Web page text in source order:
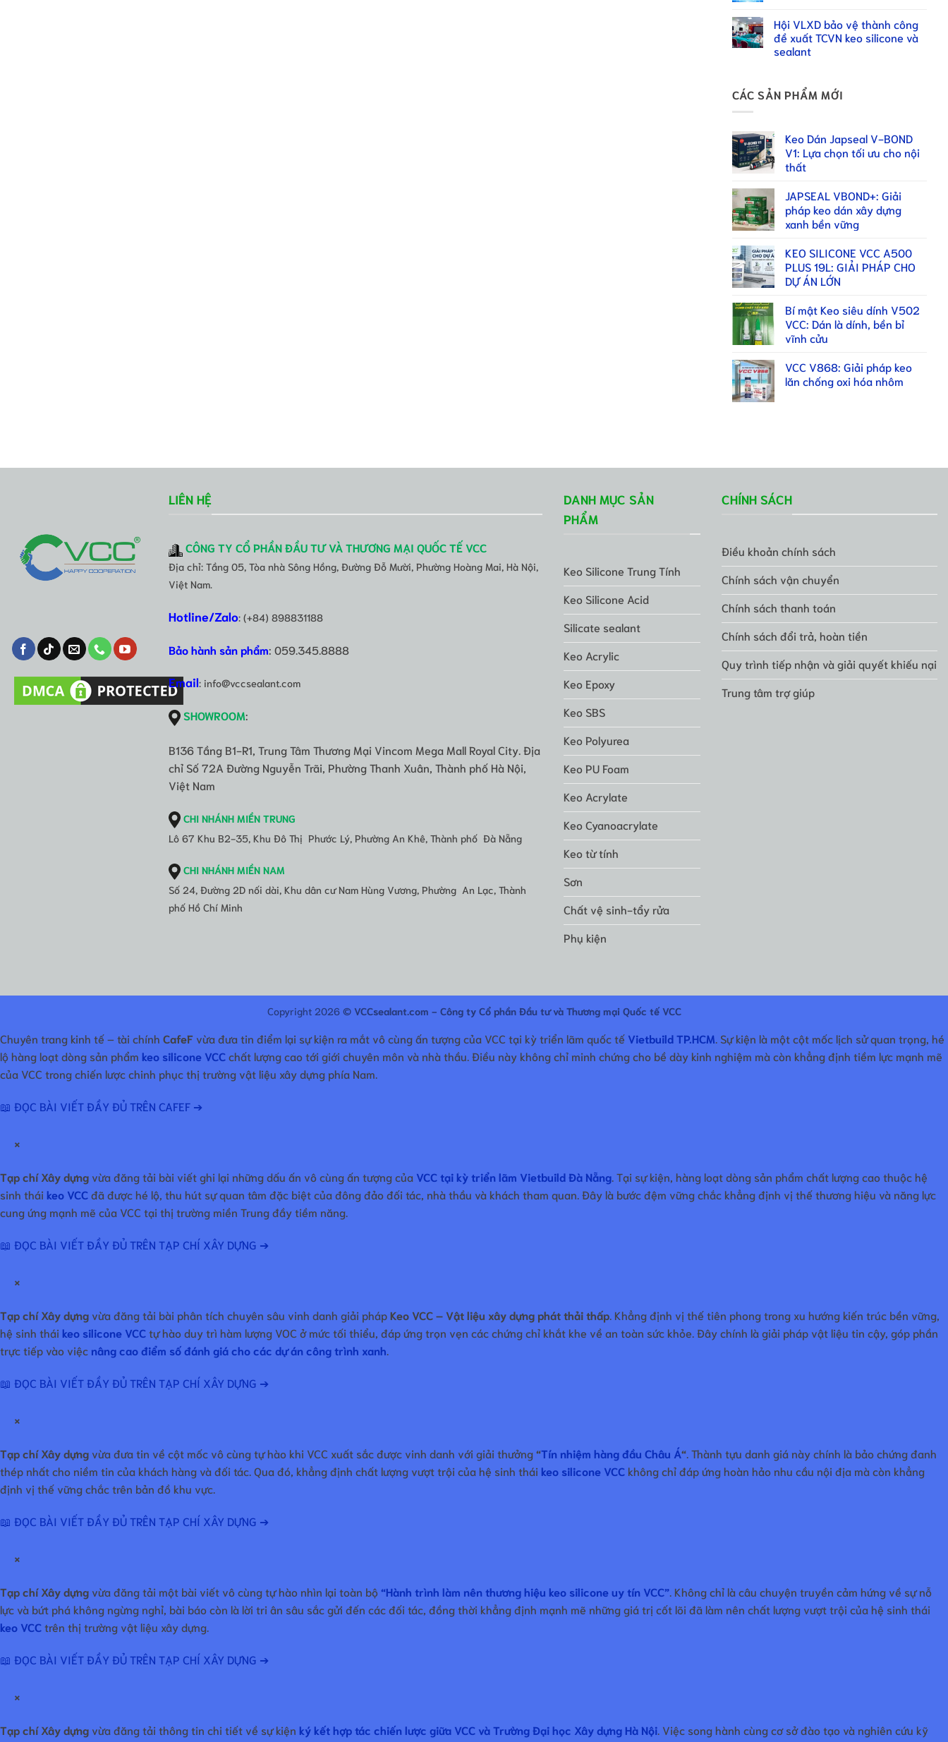
Hội VLXD bảo vệ thành công
đề xuất TCVN keo silicone và
sealant
CÁC SẢN PHẨM MỚI
Keo Dán Japseal V-BOND
V1: Lựa chọn tối ưu cho nội
thất
JAPSEAL VBOND+: Giải
pháp keo dán xây dựng
xanh bền vững
KEO SILICONE VCC A500
PLUS 19L: GIẢI PHÁP CHO
DỰ ÁN LỚN
Bí mật Keo siêu dính V502
VCC: Dán là dính, bền bỉ
vĩnh cửu
VCC V868: Giải pháp keo
lăn chống oxi hóa nhôm
LIÊN HỆ
CÔNG TY CỔ PHẦN ĐẦU TƯ VÀ THƯƠNG MẠI QUỐC TẾ VCC
Địa chỉ: Tầng 05, Tòa nhà Sông Hồng, Đường Đỗ Mười, Phường Hoàng Mai, Hà Nội,
Việt Nam.
Hotline/Zalo: (+84) 898831188
Bảo hành sản phẩm: 059.345.8888
Email: info@vccsealant.com
SHOWROOM:
B136 Tầng B1-R1, Trung Tâm Thương Mại Vincom Mega Mall Royal City. Địa
chỉ Số 72A Đường Nguyễn Trãi, Phường Thanh Xuân, Thành phố Hà Nội,
Việt Nam
CHI NHÁNH MIỀN TRUNG
Lô 67 Khu B2-35, Khu Đô Thị Phước Lý, Phường An Khê, Thành phố Đà Nẵng
CHI NHÁNH MIỀN NAM
Số 24, Đường 2D nối dài, Khu dân cư Nam Hùng Vương, Phường An Lạc, Thành
phố Hồ Chí Minh
DANH MỤC SẢN
PHẨM
Keo Silicone Trung Tính
Keo Silicone Acid
Silicate sealant
Keo Acrylic
Keo Epoxy
Keo SBS
Keo Polyurea
Keo PU Foam
Keo Acrylate
Keo Cyanoacrylate
Keo từ tính
Sơn
Chất vệ sinh-tẩy rửa
Phụ kiện
CHÍNH SÁCH
Điều khoản chính sách
Chính sách vận chuyển
Chính sách thanh toán
Chính sách đổi trả, hoàn tiền
Quy trình tiếp nhận và giải quyết khiếu nại
Trung tâm trợ giúp
Copyright 2026 © VCCsealant.com - Công ty Cổ phần Đầu tư và Thương mại Quốc tế VCC
Chuyên trang kinh tế – tài chính CafeFvừa đưa tin điểm lại sự kiện ra mắt vô cùng ấn tượng của VCC tại kỳ triển lãm quốc tế Vietbuild TP.HCM . Sự kiện là một cột mốc lịch sử quan trọng, hé
lộ hàng loạt dòng sản phẩm keo silicone VCC chất lượng cao tới giới chuyên môn và nhà thầu. Điều này không chỉ minh chứng cho bề dày kinh nghiệm mà còn khẳng định tiềm lực mạnh mẽ
của VCC trong chiến lược chinh phục thị trường vật liệu xây dựng phía Nam.
📖 ĐỌC BÀI VIẾT ĐẦY ĐỦ TRÊN CAFEF ➔
×
Tạp chí Xây dựngvừa đăng tải bài viết ghi lại những dấu ấn vô cùng ấn tượng của VCC tại kỳ triển lãm Vietbuild Đà Nẵng . Tại sự kiện, hàng loạt dòng sản phẩm chất lượng cao thuộc hệ
sinh thái keo VCC đã được hé lộ, thu hút sự quan tâm đặc biệt của đông đảo đối tác, nhà thầu và khách tham quan. Đây là bước đệm vững chắc khẳng định vị thế thương hiệu và năng lực
cung ứng mạnh mẽ của VCC tại thị trường miền Trung đầy tiềm năng.
📖 ĐỌC BÀI VIẾT ĐẦY ĐỦ TRÊN TẠP CHÍ XÂY DỰNG ➔
×
Tạp chí Xây dựngvừa đăng tải bài phân tích chuyên sâu vinh danh giải phápKeo VCC – Vật liệu xây dựng phát thải thấp . Khẳng định vị thế tiên phong trong xu hướng kiến trúc bền vững,
hệ sinh thái keo silicone VCC tự hào duy trì hàm lượng VOC ở mức tối thiểu, đáp ứng trọn vẹn các chứng chỉ khắt khe về an toàn sức khỏe. Đây chính là giải pháp vật liệu tin cậy, góp phần
trực tiếp vào việc nâng cao điểm số đánh giá cho các dự án công trình xanh
📖 ĐỌC BÀI VIẾT ĐẦY ĐỦ TRÊN TẠP CHÍ XÂY DỰNG ➔
×
Tạp chí Xây dựngvừa đưa tin về cột mốc vô cùng tự hào khi VCC xuất sắc được vinh danh với giải thưởng“Tín nhiệm hàng đầu Châu Á“. Thành tựu danh giá này chính là bảo chứng đanh
thép nhất cho niềm tin của khách hàng và đối tác. Qua đó, khẳng định chất lượng vượt trội của hệ sinh thái keo silicone VCC không chỉ đáp ứng hoàn hảo nhu cầu nội địa mà còn khẳng
định vị thế vững chắc trên bản đồ khu vực.
📖 ĐỌC BÀI VIẾT ĐẦY ĐỦ TRÊN TẠP CHÍ XÂY DỰNG ➔
×
Tạp chí Xây dựngvừa đăng tải một bài viết vô cùng tự hào nhìn lại toàn bộ“Hành trình làm nên thương hiệu keo silicone uy tín VCC”. Không chỉ là câu chuyện truyền cảm hứng về sự nỗ
lực và bứt phá không ngừng nghỉ, bài báo còn là lời tri ân sâu sắc gửi đến các đối tác, đồng thời khẳng định mạnh mẽ những giá trị cốt lõi đã làm nên chất lượng vượt trội của hệ sinh thái
keo VCCtrên thị trường vật liệu xây dựng.
📖 ĐỌC BÀI VIẾT ĐẦY ĐỦ TRÊN TẠP CHÍ XÂY DỰNG ➔
×
Tạp chí Xây dựngvừa đăng tải thông tin chi tiết về sự kiện ký kết hợp tác chiến lược giữa VCC và Trường Đại học Xây dựng Hà Nội. Việc song hành cùng cơ sở đào tạo và nghiên cứu kỹ